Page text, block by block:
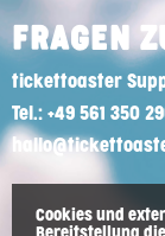
FRAGEN
tickettoaster
Tel.: +49 561 350
Cookies und